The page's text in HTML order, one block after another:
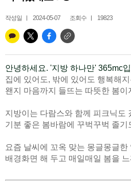
작성일 2024-05-07 조회수 19823
안녕하세요. '지방 하나만' 365mc
집에 있어도, 밖에 있어도 행복해
왠지 마음까지 들뜨는 따뜻한 봄이
지방이는 다람스와 함께 피크닉도
기분 좋은 봄바람에 꾸벅꾸벅 졸기
요즘 날씨에 꼬옥 맞는 몽글몽글한
배경화면 해 두고 매일매일 봄을 느